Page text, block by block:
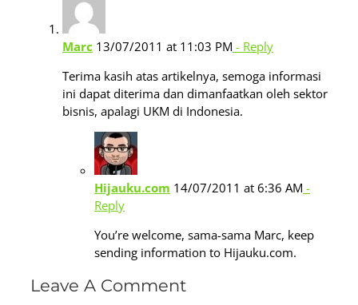
Marc 13/07/2011 at 11:03 PM - Reply
Terima kasih atas artikelnya, semoga informasi
ini dapat diterima dan dimanfaatkan oleh sektor
bisnis, apalagi UKM di Indonesia.
Hijauku.com 14/07/2011 at 6:36 AM -
Reply
You’re welcome, sama-sama Marc, keep
sending information to Hijauku.com.
Leave A Comment